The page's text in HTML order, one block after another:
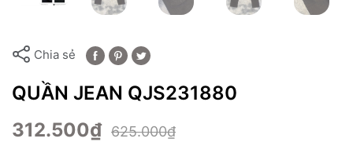
Chia sẻ
QUẦN JEAN QJS231880
312.500₫ 625.000₫